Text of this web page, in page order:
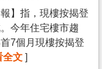
報】指，現樓按揭登
今年住宅樓市趨
7個月現樓按揭登
全文 ]